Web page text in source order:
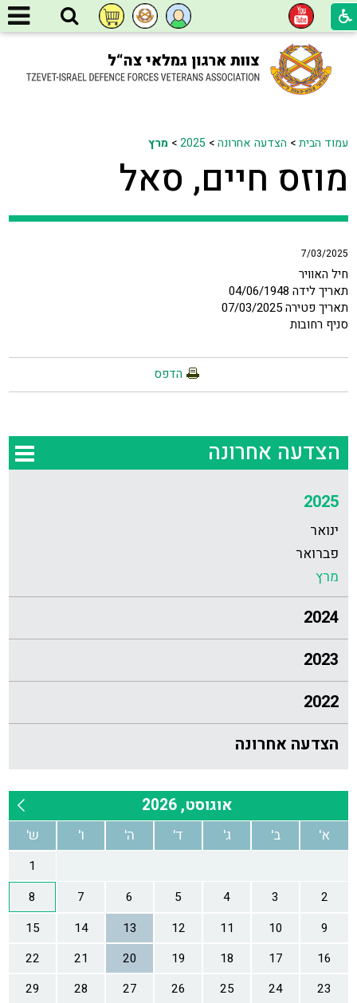
עמוד הבית> הצדעה אחרונה>
2025
>מרץ
מוזס חיים, סאל
7/03/2025
חיל האוויר
תאריך לידה 04/06/1948
תאריך פטירה 07/03/2025
סניף רחובות
הדפס
הצדעה אחרונה
2025
ינואר
פברואר
מרץ
2024
2023
2022
הצדעה אחרונה